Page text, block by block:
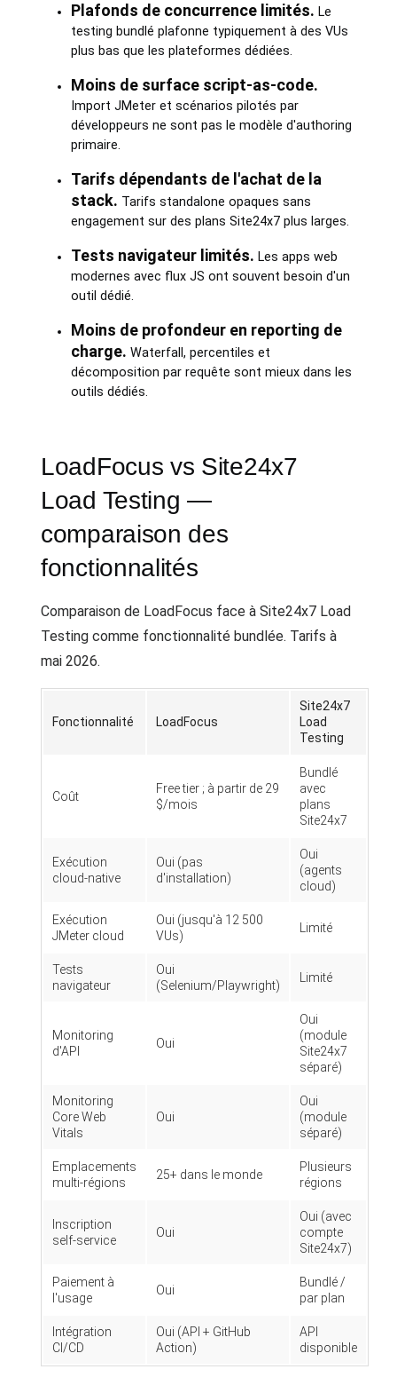
Plafonds de concurrence limités. Le
testing bundlé plafonne typiquement à des VUs
plus bas que les plateformes dédiées.
Moins de surface script-as-code.
Import JMeter et scénarios pilotés par
développeurs ne sont pas le modèle d'authoring
primaire.
Tarifs dépendants de l'achat de la
stack. Tarifs standalone opaques sans
engagement sur des plans Site24x7 plus larges.
Tests navigateur limités. Les apps web
modernes avec flux JS ont souvent besoin d'un
outil dédié.
Moins de profondeur en reporting de
charge. Waterfall, percentiles et
décomposition par requête sont mieux dans les
outils dédiés.
LoadFocus vs Site24x7
Load Testing —
comparaison des
fonctionnalités
Comparaison de LoadFocus face à Site24x7 Load
Testing comme fonctionnalité bundlée. Tarifs à
mai 2026.
Fonctionnalité LoadFocus
Site24x7
Load
Testing
Coût
Free tier ; à partir de 29
$/mois
Bundlé
avec
plans
Site24x7
Exécution
cloud-native
Oui (pas
d'installation)
Oui
(agents
cloud)
Exécution
JMeter cloud
Oui (jusqu'à 12 500
VUs)
Limité
Tests
navigateur
Oui
(Selenium/Playwright)
Limité
Monitoring
d'API
Oui
Oui
(module
Site24x7
séparé)
Monitoring
Core Web
Vitals
Oui
Oui
(module
séparé)
Emplacements
multi-régions
25+ dans le monde
Plusieurs
régions
Inscription
self-service
Oui
Oui (avec
compte
Site24x7)
Paiement à
l'usage
Oui
Bundlé /
par plan
Intégration
CI/CD
Oui (API + GitHub
Action)
API
disponible